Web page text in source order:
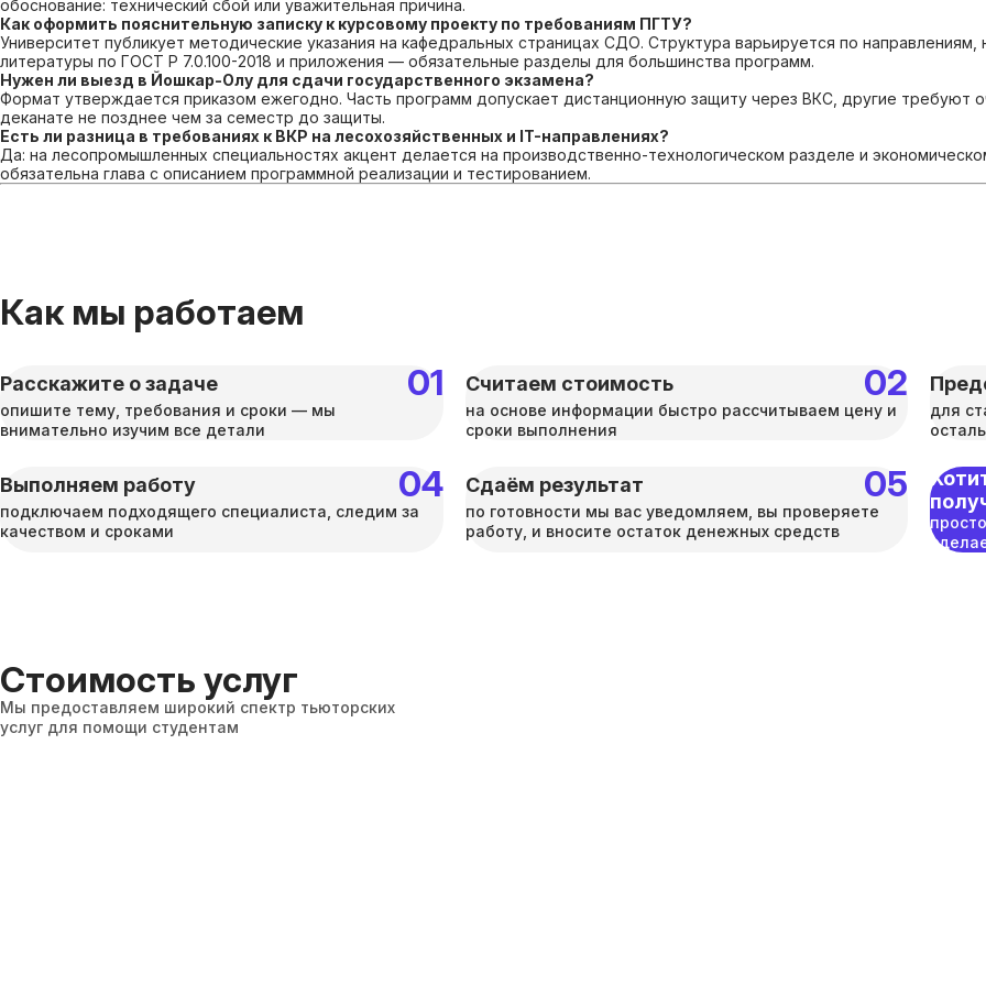
обоснование: технический сбой или уважительная причина.
Как оформить пояснительную записку к курсовому проекту по требованиям ПГТУ?
Университет публикует методические указания на кафедральных страницах СДО. Структура варьируется по
литературы по ГОСТ Р 7.0.100-2018 и приложения — обязательные разделы для большинства программ.
Нужен ли выезд в Йошкар-Олу для сдачи государственного экзамена?
Формат утверждается приказом ежегодно. Часть программ допускает дистанционную защиту через ВКС, другие требуют
деканате не позднее чем за семестр до защиты.
Есть ли разница в требованиях к ВКР на лесохозяйственных и IT-направлениях?
Да: на лесопромышленных специальностях акцент делается на производственно-технологическом разделе и
обязательна глава с описанием программной реализации и тестированием.
Как мы работаем
Расскажите о задаче
опишите тему, требования и сроки — мы
внимательно изучим все детали
Считаем стоимость
на основе информации быстро рассчитываем цену и
сроки выполнения
для
Выполняем работу
подключаем подходящего специалиста, следим за
качеством и сроками
Сдаём результат
по готовности мы вас уведомляем, вы проверяете
работу, и вносите остаток денежных средств
Стоимость услуг
Мы предоставляем широкий спектр тьюторских
услуг для помощи студентам